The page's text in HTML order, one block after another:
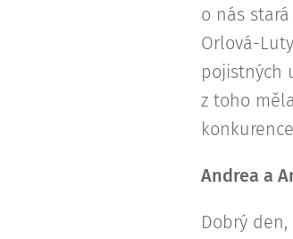
o nás
Orlová-
pojistných
z toho
Andrea a
Dobrý